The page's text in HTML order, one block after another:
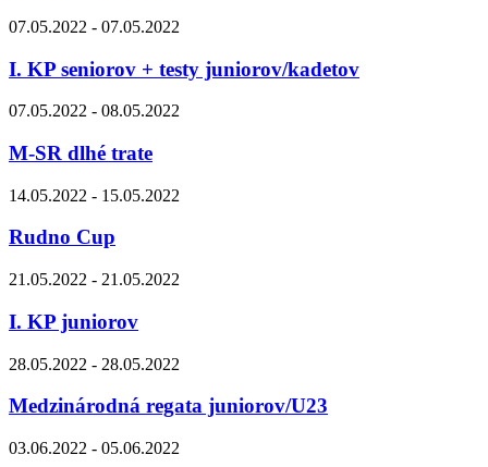
07.05.2022 - 07.05.2022
I. KP seniorov + testy juniorov/kadetov
07.05.2022 - 08.05.2022
M-SR dlhé trate
14.05.2022 - 15.05.2022
Rudno Cup
21.05.2022 - 21.05.2022
I. KP juniorov
28.05.2022 - 28.05.2022
Medzinárodná regata juniorov/U23
03.06.2022 - 05.06.2022